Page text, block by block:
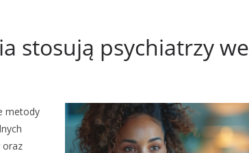
stosują psychiatrzy we
metody
oraz